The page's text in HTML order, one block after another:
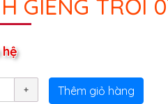
GIẾNG TRỜI
hệ
Thêm giỏ hàng